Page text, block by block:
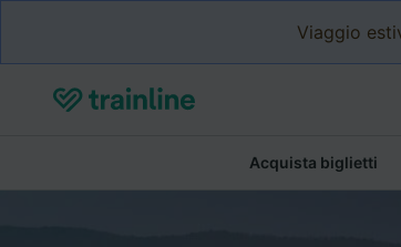
Viaggio
Acquista biglietti